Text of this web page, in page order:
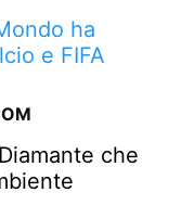
ha
e FIFA
che